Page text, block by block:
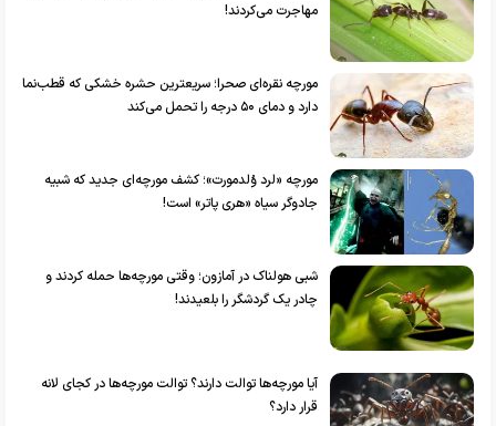
مهاجرت می‌کردند!
مورچه نقره‌ای صحرا؛ سریعترین حشره خشکی که قطب‌نما
دارد و دمای ۵۰ درجه را تحمل می‌کند
مورچه «لرد وُلدمورت»؛ کشف مورچه‌ای جدید که شبیه
جادوگر سیاه «هری پاتر» است!
شبی هولناک در آمازون؛ وقتی مورچه‌ها حمله کردند و
چادر یک گردشگر را بلعیدند!
آیا مورچه‌ها توالت دارند؟ توالت مورچه‌ها در کجای لانه
قرار دارد؟